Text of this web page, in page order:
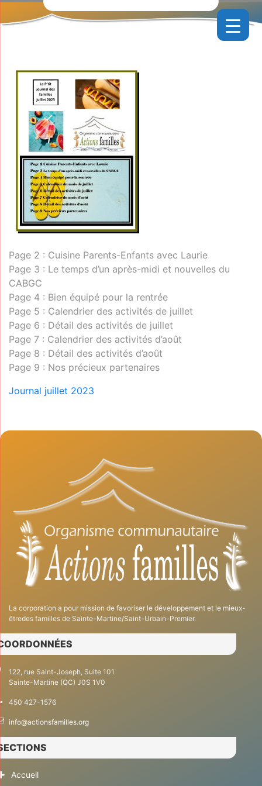
Page 2 : Cuisine Parents-Enfants avec Laurie
Page 3 : Le temps d’un après-midi et nouvelles du
CABGC
Page 4 : Bien équipé pour la rentrée
Page 5 : Calendrier des activités de juillet
Page 6 : Détail des activités de juillet
Page 7 : Calendrier des activités d’août
Page 8 : Détail des activités d’août
Page 9 : Nos précieux partenaires
Journal juillet 2023
La corporation a pour mission de favoriser le développement et le mieux-
êtredes familles de Sainte-Martine/Saint-Urbain-Premier.
122, rue Saint-Joseph, Suite 101
Sainte-Martine (QC) J0S 1V0
450 427-1576
info@actionsfamilles.org
Accueil